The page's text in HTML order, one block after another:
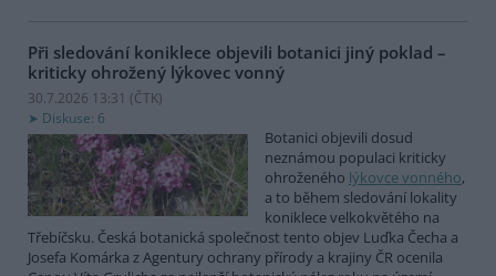
Při sledování koniklece objevili botanici jiný poklad –
kriticky ohrožený lýkovec vonný
30.7.2026 13:31 (ČTK)
Diskuse: 6
Botanici objevili dosud
neznámou populaci kriticky
ohroženého lýkovce vonného,
a to během sledování lokality
koniklece velkokvětého na
Třebíčsku. Česká botanická společnost tento objev Luďka Čecha a
Josefa Komárka z Agentury ochrany přírody a krajiny ČR ocenila